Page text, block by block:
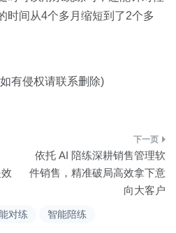
对练 智能陪练
时间从4个多月缩短到了2个多
有侵权请联系删除)
依托 AI 陪练深耕销售管理软
件销售，精准破局高效拿下意
向大客户